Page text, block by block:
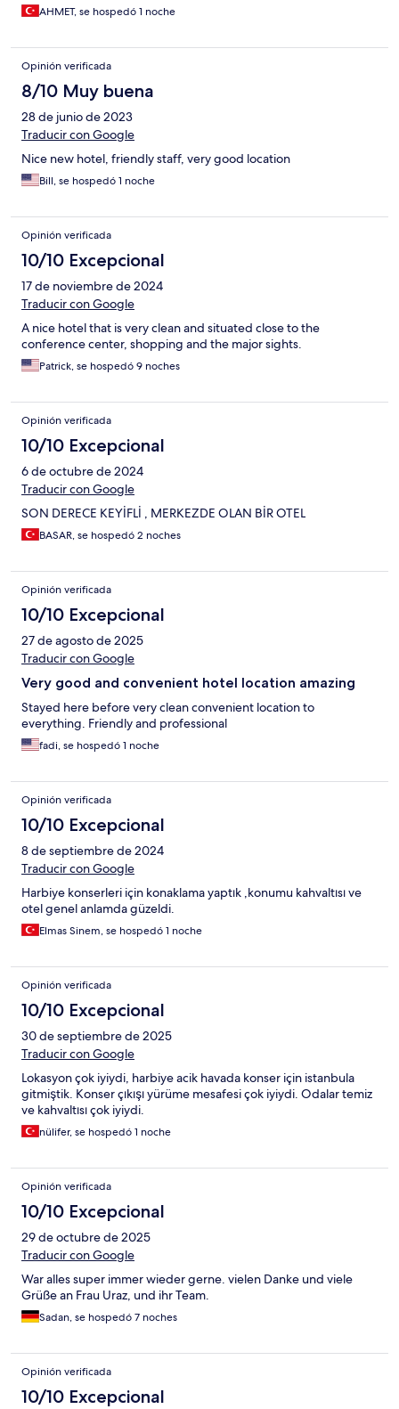
AHMET, se hospedó 1 noche
Opinión verificada
8/10 Muy buena
28 de junio de 2023
Traducir con Google
Nice new hotel, friendly staff, very good location
Bill, se hospedó 1 noche
Opinión verificada
10/10 Excepcional
17 de noviembre de 2024
Traducir con Google
A nice hotel that is very clean and situated close to the
conference center, shopping and the major sights.
Patrick, se hospedó 9 noches
Opinión verificada
10/10 Excepcional
6 de octubre de 2024
Traducir con Google
SON DERECE KEYİFLİ , MERKEZDE OLAN BİR OTEL
BASAR, se hospedó 2 noches
Opinión verificada
10/10 Excepcional
27 de agosto de 2025
Traducir con Google
Very good and convenient hotel location amazing
Stayed here before very clean convenient location to
everything. Friendly and professional
fadi, se hospedó 1 noche
Opinión verificada
10/10 Excepcional
8 de septiembre de 2024
Traducir con Google
Harbiye konserleri için konaklama yaptık ,konumu kahvaltısı ve
otel genel anlamda güzeldi.
Elmas Sinem, se hospedó 1 noche
Opinión verificada
10/10 Excepcional
30 de septiembre de 2025
Traducir con Google
Lokasyon çok iyiydi, harbiye acik havada konser için istanbula
gitmiştik. Konser çıkışı yürüme mesafesi çok iyiydi. Odalar temiz
ve kahvaltısı çok iyiydi.
nülifer, se hospedó 1 noche
Opinión verificada
10/10 Excepcional
29 de octubre de 2025
Traducir con Google
War alles super immer wieder gerne. vielen Danke und viele
Grüße an Frau Uraz, und ihr Team.
Sadan, se hospedó 7 noches
Opinión verificada
10/10 Excepcional